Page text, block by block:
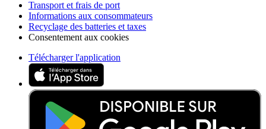
Transport et frais de port
Informations aux consommateurs
Recyclage des batteries et taxes
Consentement aux cookies
Télécharger l'application